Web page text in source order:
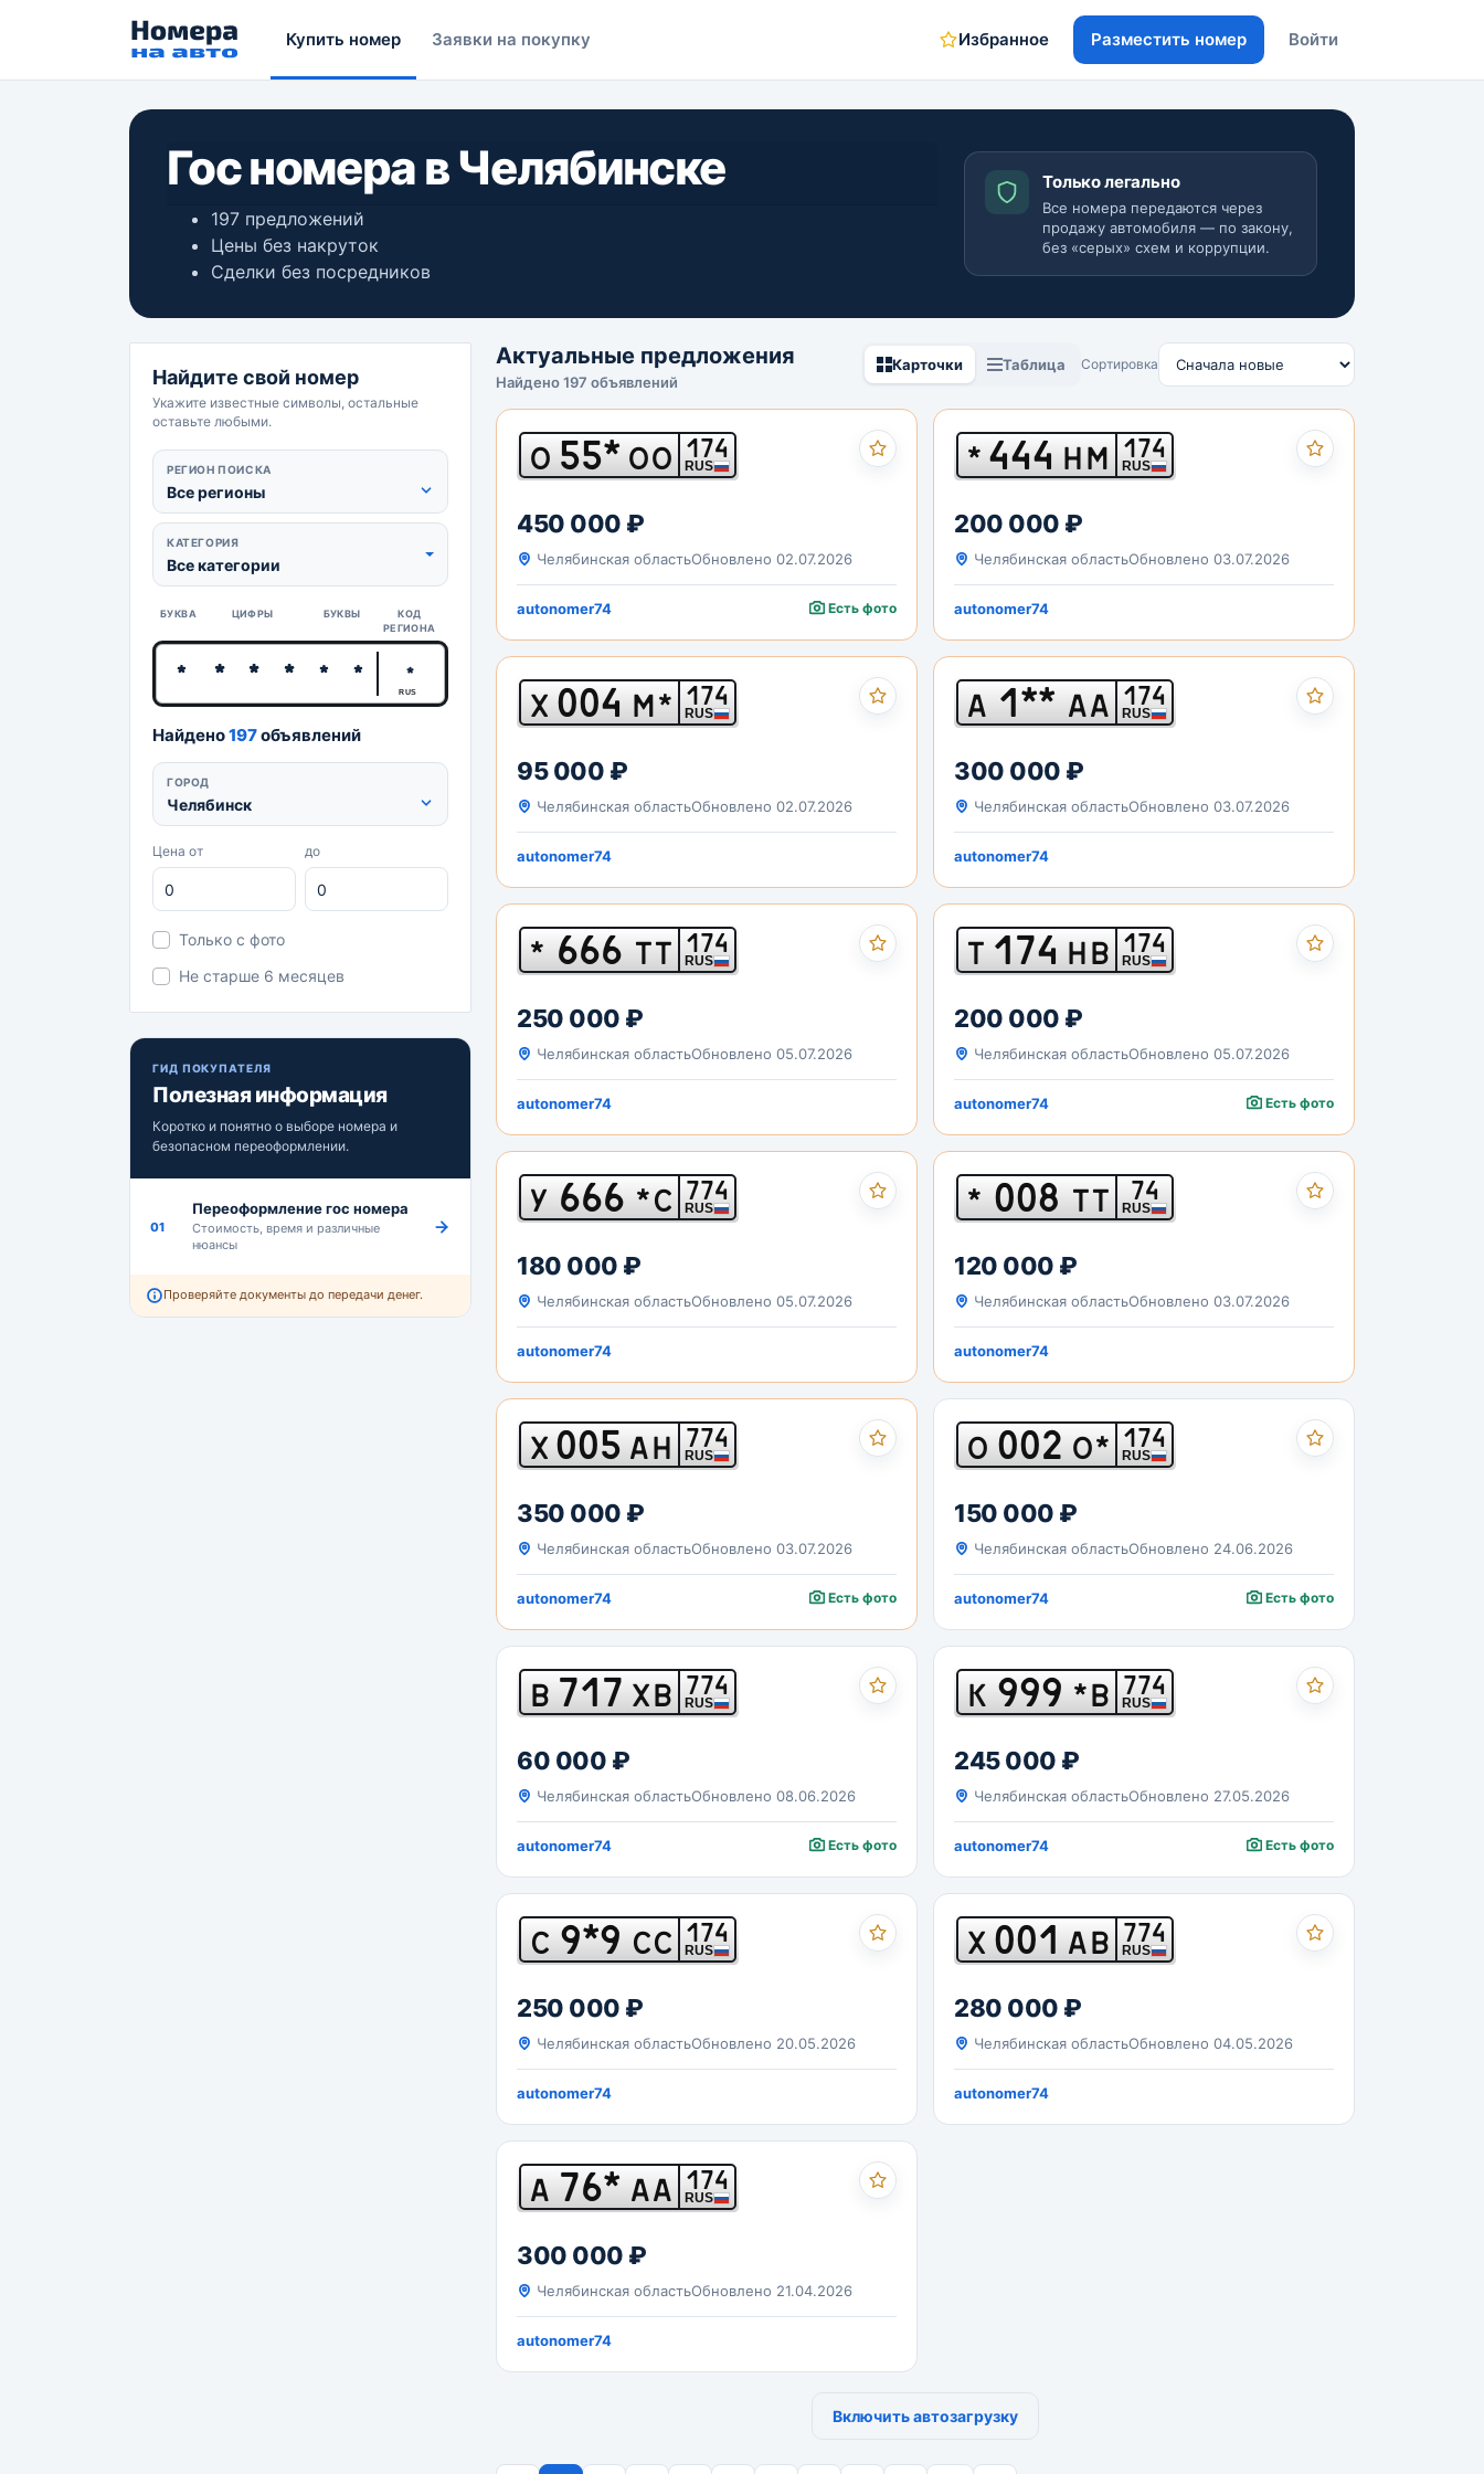
Купить номер Заявки на покупку Избранное Разместить номер Войти
Гос номера в Челябинске
197 предложений
Цены без накруток
Сделки без посредников
Только легально
Все номера передаются через
продажу автомобиля — по закону,
без «серых» схем и коррупции.
Найдите свой номер
Укажите известные символы, остальные
оставьте любыми.
РЕГИОН ПОИСКА
Все регионы
КАТЕГОРИЯ
Все категории
БУКВА ЦИФРЫ БУКВЫ
КОД
РЕГИОНА
RUS
Найдено197объявлений
ГОРОД
Челябинск
Цена от до
Только с фото
Не старше 6 месяцев
ГИД ПОКУПАТЕЛЯ
Полезная информация
Коротко и понятно о выборе номера и
безопасном переоформлении.
01
Переоформление гос номера
Стоимость, время и различные
нюансы
Проверяйте документы до передачи денег.
Актуальные предложения
Найдено 197 объявлений
Карточки Таблица Сортировка
О 55* ОО 174
RUS
450 000 ₽
Челябинская областьОбновлено 02.07.2026
autonomer74 Есть фото
* 444 НМ 174
RUS
200 000 ₽
Челябинская областьОбновлено 03.07.2026
autonomer74
Х 004 М* 174
RUS
95 000 ₽
Челябинская областьОбновлено 02.07.2026
autonomer74
А 1** АА 174
RUS
300 000 ₽
Челябинская областьОбновлено 03.07.2026
autonomer74
* 666 ТТ 174
RUS
250 000 ₽
Челябинская областьОбновлено 05.07.2026
autonomer74
Т 174 НВ 174
RUS
200 000 ₽
Челябинская областьОбновлено 05.07.2026
autonomer74 Есть фото
У 666 *С 774
RUS
180 000 ₽
Челябинская областьОбновлено 05.07.2026
autonomer74
* 008 ТТ 74
RUS
120 000 ₽
Челябинская областьОбновлено 03.07.2026
autonomer74
Х 005 АН 774
RUS
350 000 ₽
Челябинская областьОбновлено 03.07.2026
autonomer74 Есть фото
О 002 О* 174
RUS
150 000 ₽
Челябинская областьОбновлено 24.06.2026
autonomer74 Есть фото
В 717 ХВ 774
RUS
60 000 ₽
Челябинская областьОбновлено 08.06.2026
autonomer74 Есть фото
К 999 *В 774
RUS
245 000 ₽
Челябинская областьОбновлено 27.05.2026
autonomer74 Есть фото
С 9*9 СС 174
RUS
250 000 ₽
Челябинская областьОбновлено 20.05.2026
autonomer74
Х 001 АВ 774
RUS
280 000 ₽
Челябинская областьОбновлено 04.05.2026
autonomer74
А 76* АА 174
RUS
300 000 ₽
Челябинская областьОбновлено 21.04.2026
autonomer74
Включить автозагрузку